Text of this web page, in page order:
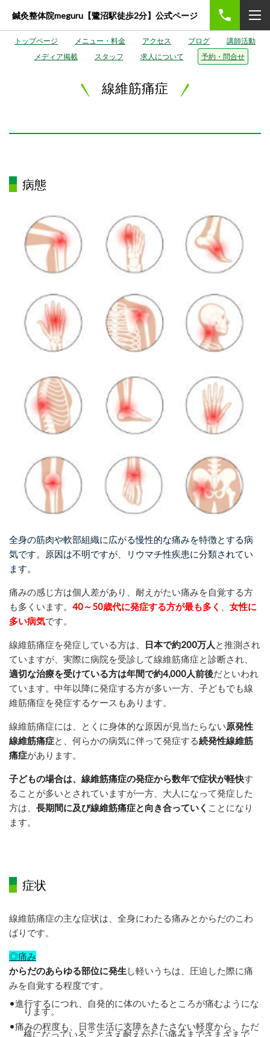
鍼灸整体院meguru【鷺沼駅徒歩2分】公式ページ
トップページ メニュー・料金 アクセス ブログ
講師活動
メディア掲載
スタッフ 求人について 予約・問合せ
線維筋痛症
病態
全身の筋肉や軟部組織に広がる慢性的な痛みを特徴とする病
気です。原因は不明ですが、リウマチ性疾患に分類されてい
ます。
痛みの感じ方は個人差があり、耐えがたい痛みを自覚する方
も多くいます。 40～50歳代に発症する方が最も多く
女性に
多い病気です。
線維筋痛症を発症している方は、 日本で約200万人 と推測され
ていますが、実際に病院を受診して線維筋痛症と診断され、
適切な治療を受けている方は年間で約4,000人前後だといわれ
ています。中年以降に発症する方が多い一方、子どもでも線
維筋痛症を発症するケースもあります。
線維筋痛症には、とくに身体的な原因が見当たらない原発性
線維筋痛症と、何らかの病気に伴って発症する続発性線維筋
痛症があります。
子どもの場合は、線維筋痛症の発症から数年で症状が軽快す
ることが多いとされていますが一方、大人になって発症した
方は、 長期間に及び線維筋痛症と向き合っていく ことになり
ます。
症状
線維筋痛症の主な症状は、全身にわたる痛みとからだのこわ
ばりです。
◎痛み
からだのあらゆる部位に発生 し軽いうちは、圧迫した際に痛
みを自覚する程度です。
•進行するにつれ、自発的に体のいたるところが痛むようにな
ります。
•痛みの程度も、日常生活に支障をきたさない軽度から、ただ
横になっていることさえ耐えがたい痛みまでさまざまで